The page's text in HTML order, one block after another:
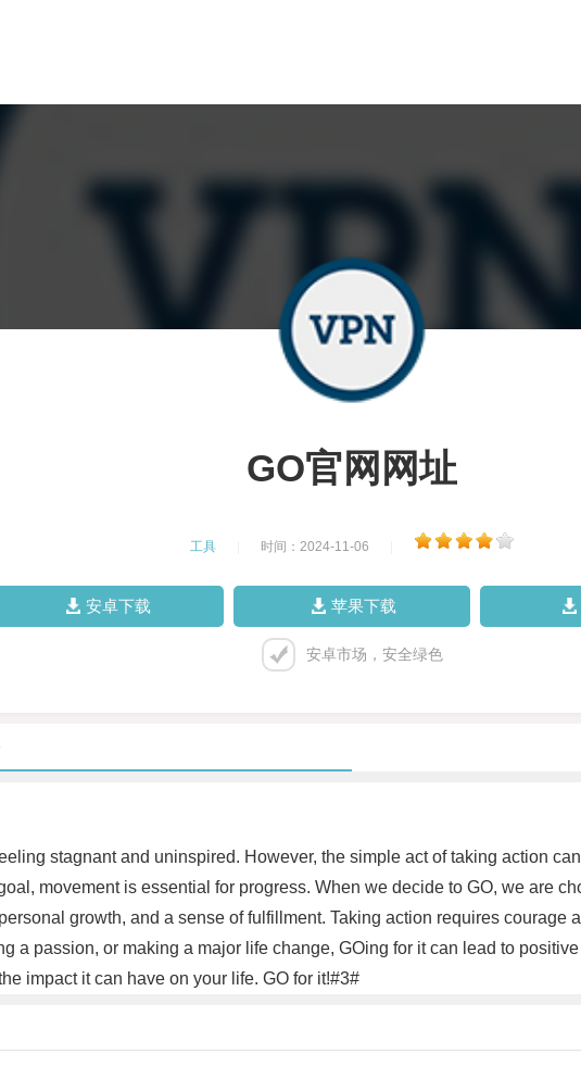
GO官网网址
工具 时间：2024-11-06
安卓下载 苹果下载
安卓市场，安全绿色
stagnant and uninspired. However, the simple act of taking action
movement is essential for progress. When we decide to GO, we are
growth, and a sense of fulfillment. Taking action requires courage
a passion, or making a major life change, GOing for it can lead to
impact it can have on your life. GO for it!#3#